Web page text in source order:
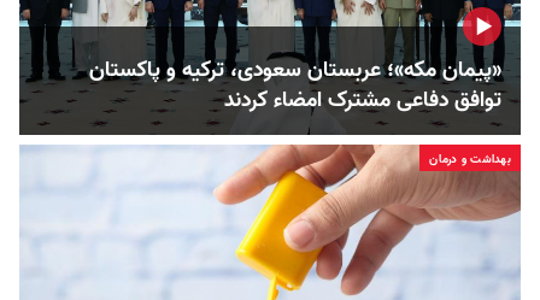
«پیمان مکه»؛ عربستان سعودی، ترکیه و پاکستان
توافق دفاعی مشترک امضاء کردند
بهداشت و درمان